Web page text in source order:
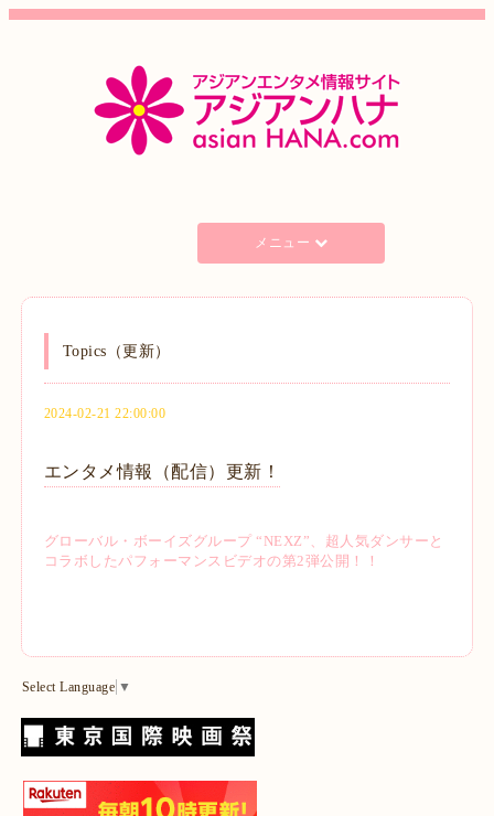
メニュー
Topics（更新）
2024-02-21 22:00:00
エンタメ情報（配信）更新！
グローバル・ボーイズグループ “NEXZ”、超人気ダンサーと
コラボしたパフォーマンスビデオの第2弾公開！！
Select Language ▼